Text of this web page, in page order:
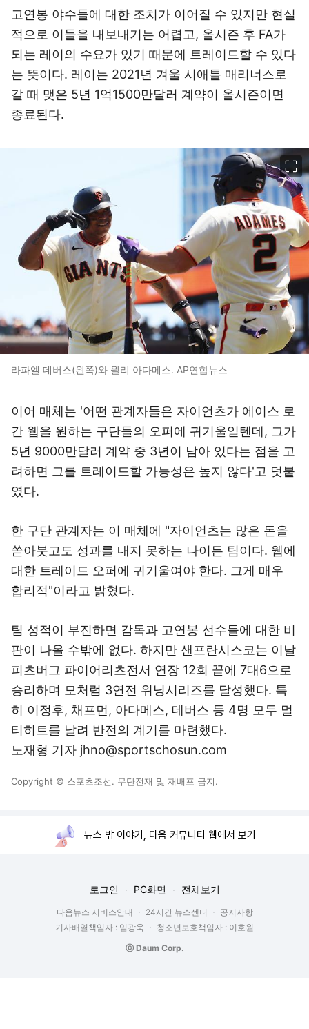
고연봉 야수들에 대한 조치가 이어질 수 있지만 현실
적으로 이들을 내보내기는 어렵고, 올시즌 후 FA가
되는 레이의 수요가 있기 때문에 트레이드할 수 있다
는 뜻이다. 레이는 2021년 겨울 시애틀 매리너스로
갈 때 맺은 5년 1억1500만달러 계약이 올시즌이면
종료된다.
라파엘 데버스(왼쪽)와 윌리 아다메스. AP연합뉴스
이어 매체는 '어떤 관계자들은 자이언츠가 에이스 로
간 웹을 원하는 구단들의 오퍼에 귀기울일텐데, 그가
5년 9000만달러 계약 중 3년이 남아 있다는 점을 고
려하면 그를 트레이드할 가능성은 높지 않다'고 덧붙
였다.
한 구단 관계자는 이 매체에 "자이언츠는 많은 돈을
쏟아붓고도 성과를 내지 못하는 나이든 팀이다. 웹에
대한 트레이드 오퍼에 귀기울여야 한다. 그게 매우
합리적"이라고 밝혔다.
팀 성적이 부진하면 감독과 고연봉 선수들에 대한 비
판이 나올 수밖에 없다. 하지만 샌프란시스코는 이날
피츠버그 파이어리츠전서 연장 12회 끝에 7대6으로
승리하며 모처럼 3연전 위닝시리즈를 달성했다. 특
히 이정후, 채프먼, 아다메스, 데버스 등 4명 모두 멀
티히트를 날려 반전의 계기를 마련했다.
노재형 기자 jhno@sportschosun.com
Copyright © 스포츠조선. 무단전재 및 재배포 금지.
뉴스 밖 이야기, 다음 커뮤니티 웹에서 보기
로그인 PC화면 전체보기
다음뉴스 서비스안내 24시간 뉴스센터
공지사항
기사배열책임자 : 임광욱
청소년보호책임자 : 이호원
ⓒ Daum Corp.